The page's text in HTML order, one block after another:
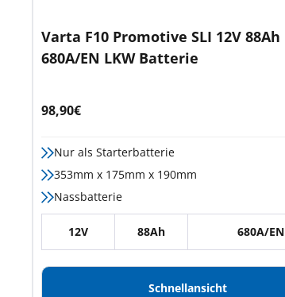
Varta F10 Promotive SLI 12V 88Ah
680A/EN LKW Batterie
Angebotspreis
98,90€
Nur als Starterbatterie
353mm x 175mm x 190mm
Nassbatterie
12V 88Ah 680A/EN
Schnellansicht